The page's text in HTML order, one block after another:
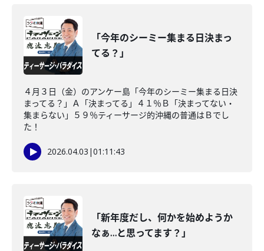
「今年のシーミー集まる日決まっ
てる？」
４月３日（金）のアンケー島「今年のシーミー集まる日決
まってる？」Ａ「決まってる」４１％Ｂ「決まってない・
集まらない」５９％ティーサージ的沖縄の普通はＢでし
た！
2026.04.03 |01:11:43
「新年度だし、何かを始めようか
なぁ…と思ってます？」